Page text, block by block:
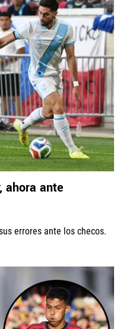
ahora ante
errores ante los checos.